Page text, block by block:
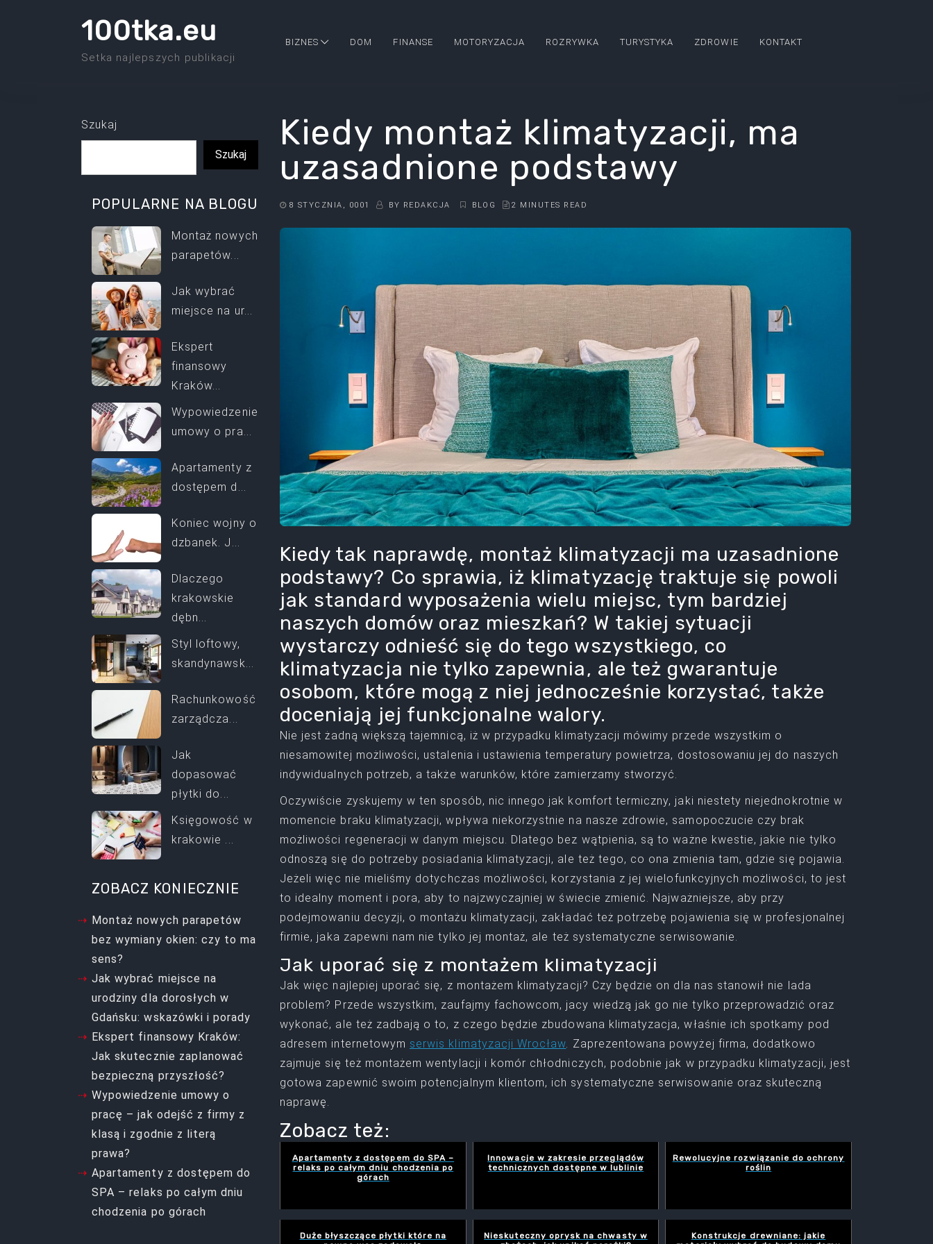
100tka.eu
Setka najlepszych publikacji
BIZNES DOM FINANSE MOTORYZACJA ROZRYWKA TURYSTYKA ZDROWIE KONTAKT
Szukaj
Szukaj
POPULARNE NA BLOGU
Montaż nowych
parapetów...
Jak wybrać
miejsce na ur...
Ekspert
finansowy
Kraków...
Wypowiedzenie
umowy o pra...
Apartamenty z
dostępem d...
Koniec wojny o
dzbanek. J...
Dlaczego
krakowskie
dębn...
Styl loftowy,
skandynawsk...
Rachunkowość
zarządcza...
Jak
dopasować
płytki do...
Księgowość w
krakowie ...
ZOBACZ KONIECZNIE
Montaż nowych parapetów
bez wymiany okien: czy to ma
sens?
Jak wybrać miejsce na
urodziny dla dorosłych w
Gdańsku: wskazówki i porady
Ekspert finansowy Kraków:
Jak skutecznie zaplanować
bezpieczną przyszłość?
Wypowiedzenie umowy o
pracę – jak odejść z firmy z
klasą i zgodnie z literą
prawa?
Apartamenty z dostępem do
SPA – relaks po całym dniu
chodzenia po górach
Kiedy montaż klimatyzacji, ma
uzasadnione podstawy
8 STYCZNIA, 0001 BY REDAKCJA BLOG 2 MINUTES READ
Kiedy tak naprawdę, montaż klimatyzacji ma uzasadnione
podstawy? Co sprawia, iż klimatyzację traktuje się powoli
jak standard wyposażenia wielu miejsc, tym bardziej
naszych domów oraz mieszkań? W takiej sytuacji
wystarczy odnieść się do tego wszystkiego, co
klimatyzacja nie tylko zapewnia, ale też gwarantuje
osobom, które mogą z niej jednocześnie korzystać, także
doceniają jej funkcjonalne walory.
Nie jest żadną większą tajemnicą, iż w przypadku klimatyzacji mówimy przede wszystkim o
niesamowitej możliwości, ustalenia i ustawienia temperatury powietrza, dostosowaniu jej do naszych
indywidualnych potrzeb, a także warunków, które zamierzamy stworzyć.
Oczywiście zyskujemy w ten sposób, nic innego jak komfort termiczny, jaki niestety niejednokrotnie w
momencie braku klimatyzacji, wpływa niekorzystnie na nasze zdrowie, samopoczucie czy brak
możliwości regeneracji w danym miejscu. Dlatego bez wątpienia, są to ważne kwestie, jakie nie tylko
odnoszą się do potrzeby posiadania klimatyzacji, ale też tego, co ona zmienia tam, gdzie się pojawia.
Jeżeli więc nie mieliśmy dotychczas możliwości, korzystania z jej wielofunkcyjnych możliwości, to jest
to idealny moment i pora, aby to najzwyczajniej w świecie zmienić. Najważniejsze, aby przy
podejmowaniu decyzji, o montażu klimatyzacji, zakładać też potrzebę pojawienia się w profesjonalnej
firmie, jaka zapewni nam nie tylko jej montaż, ale też systematyczne serwisowanie.
Jak uporać się z montażem klimatyzacji
Jak więc najlepiej uporać się, z montażem klimatyzacji? Czy będzie on dla nas stanowił nie lada
problem? Przede wszystkim, zaufajmy fachowcom, jacy wiedzą jak go nie tylko przeprowadzić oraz
wykonać, ale też zadbają o to, z czego będzie zbudowana klimatyzacja, właśnie ich spotkamy pod
adresem internetowym serwis klimatyzacji Wrocław. Zaprezentowana powyżej firma, dodatkowo
zajmuje się też montażem wentylacji i komór chłodniczych, podobnie jak w przypadku klimatyzacji, jest
gotowa zapewnić swoim potencjalnym klientom, ich systematyczne serwisowanie oraz skuteczną
naprawę.
Zobacz też:
Apartamenty z dostępem do SPA –
relaks po całym dniu chodzenia po
górach
Innowacje w zakresie przeglądów
technicznych dostępne w lublinie
Rewolucyjne rozwiązanie do ochrony
roślin
Duże błyszczące płytki które na
Nieskuteczny oprysk na chwasty w
Konstrukcje drewniane: jakie